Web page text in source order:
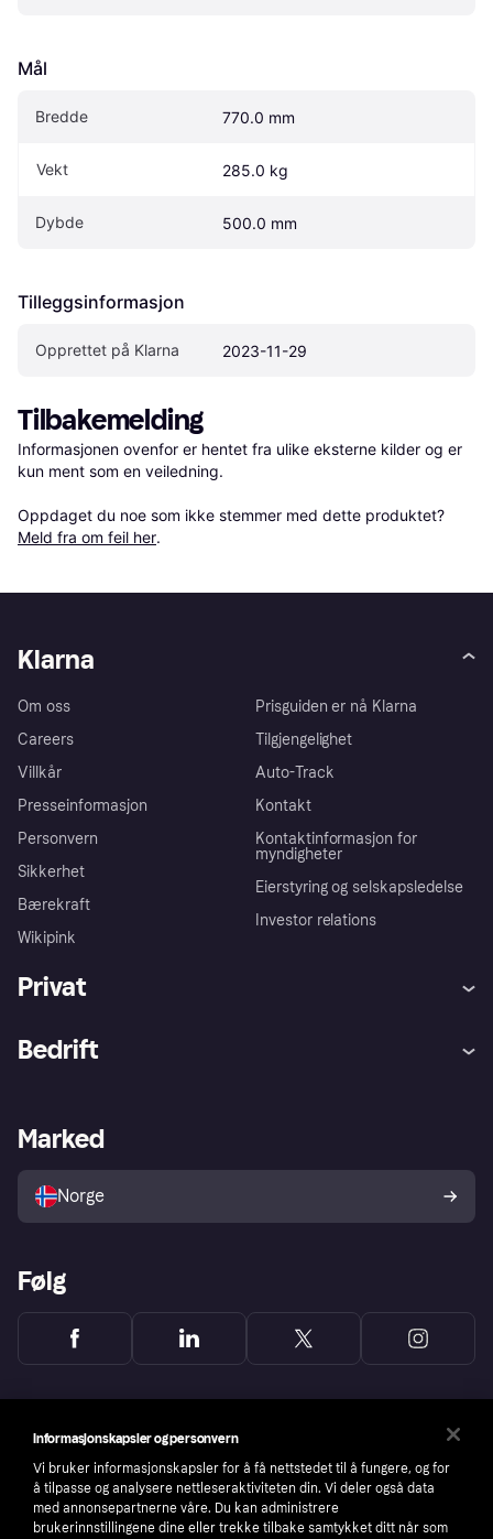
Mål
Bredde 770.0 mm
Vekt 285.0 kg
Dybde 500.0 mm
Tilleggsinformasjon
Opprettet på Klarna 2023-11-29
Tilbakemelding
Informasjonen ovenfor er hentet fra ulike eksterne kilder og er
kun ment som en veiledning.
Oppdaget du noe som ikke stemmer med dette produktet?
Meld fra om feil her.
Klarna
Om oss
Careers
Villkår
Presseinformasjon
Personvern
Sikkerhet
Bærekraft
Wikipink
Prisguiden er nå Klarna
Tilgjengelighet
Auto-Track
Kontakt
Kontaktinformasjon for
myndigheter
Eierstyring og selskapsledelse
Investor relations
Privat
Utforsk butikker
Bedrift
Merchant portal
Marked
Norge
Følg
Informasjonskapsler og personvern
Vi bruker informasjonskapsler for å få nettstedet til å fungere, og for
å tilpasse og analysere nettleseraktiviteten din. Vi deler også data
med annonsepartnerne våre. Du kan administrere
brukerinnstillingene dine eller trekke tilbake samtykket ditt når som